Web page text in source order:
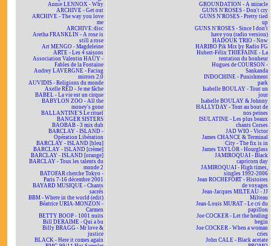
Annie LENNOX - Why
ARCHIVE - Get out
ARCHIVE - The way you love
me
ARCHIVE:disc
Aretha FRANKLIN - A rose is
still a rose
Art MENGO - Magdeleine
ARTE - Les 4 saisons
Association Valentin HAÜY -
Fables de la Fontaine
Audrey LAVERGNE - Facing
mirrors 2.0
AUVIDIS - Religions du monde
Axelle RED - Je me fâche
BABEL - La vie est un cirque
BABYLON ZOO - All the
money's gone
BALLANTINE'S Le rituel
BANGER SISTERS
BAOBAB - 3 mix dub
BARCLAY - ISLAND -
Opération Libération
BARCLAY - ISLAND [bleu]
BARCLAY - ISLAND [crème]
BARCLAY - ISLAND [orange]
BARCLAY - Tous les talents du
monde 2
BATOFAR cherche Tokyo -
Paris 7-16 décembre 2001
BAYARD MUSIQUE - Chants
sacrés
BBM - Where in the world (edit)
Béatrice URIA-MONZON -
Carmen
BETTY BOOP - 1001 nuits
Bill DERAIME - Qui a bu
Billy BRAGG - Mr love &
justice
BLACK - Here it comes again
GROUNDATION - A miracle
GUNS N'ROSES - Don't cry
GUNS N'ROSES - Pretty tied
up
GUNS N'ROSES - Since I don't
have you (radio version)
HADOUK TRIO - Now
HARIBO Pik Mix by Radio FG
Hubert-Félix THIÉFAINE - La
tentation du bonheur
Hugues de COURSON -
Sankanda
INDOCHINE - Punishment
park
Isabelle BOULAY - Tout un
jour
Isabelle BOULAY & Johnny
HALLYDAY - Tout au bout de
nos peines
ISULATINE - Les plus beaux
chants Corses
JAD WIO - Victor
James CHANCE & Terminal
City - The fix is in
James TAYLOR - Hourglass
JAMIROQUAI - Black
capricorn day
JAMIROQUAI - High times,
singles 1992-2006
Jean ROCHEFORT - Histoires
de voyages
Jean-Jacques MILTEAU - JJ
Milteau
Jean-Louis MURAT - Le cri du
papillon
Joe COCKER - Let the healing
begin
Joe COCKER - When a woman
cries
John CALE - Black acetate